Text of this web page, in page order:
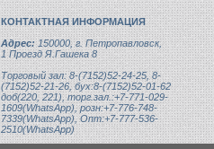
КОНТАКТНАЯ ИНФОРМАЦИЯ
Адрес:150000, г. Петропавловск,
1 Проезд Я.Гашека 8
Торговый зал: 8-(7152)52-24-25, 8-
(7152)52-21-26, бух:8-(7152)52-01-62
доб(220, 221), торг.зал.:+7-771-029-
1609(WhatsApp), розн:+7-776-748-
7339(WhatsApp), Опт:+7-777-536-
2510(WhatsApp)